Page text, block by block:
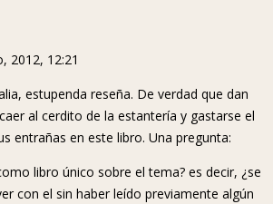
2012, 12:21
estupenda reseña. De verdad que dan
al cerdito de la estantería y gastarse el
entrañas en este libro. Una pregunta:
libro único sobre el tema? es decir, ¿se
con el sin haber leído previamente algún